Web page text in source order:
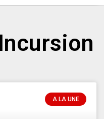
A LA UNE